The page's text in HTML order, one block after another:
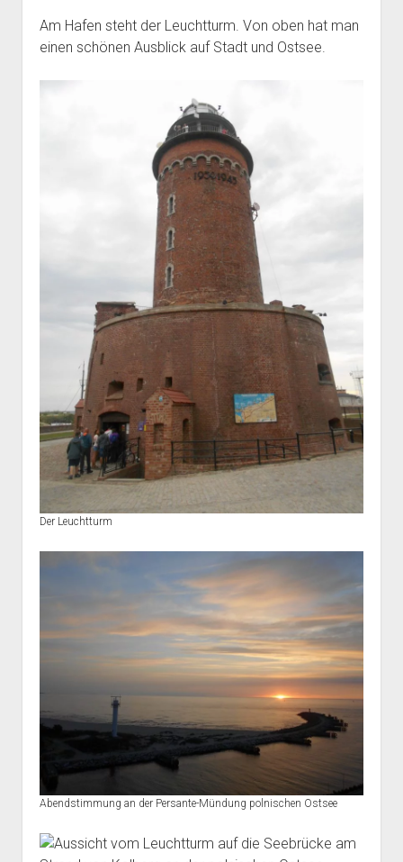
Am Hafen steht der Leuchtturm. Von oben hat man
einen schönen Ausblick auf Stadt und Ostsee.
Der Leuchtturm
Abendstimmung an der Persante-Mündung polnischen Ostsee